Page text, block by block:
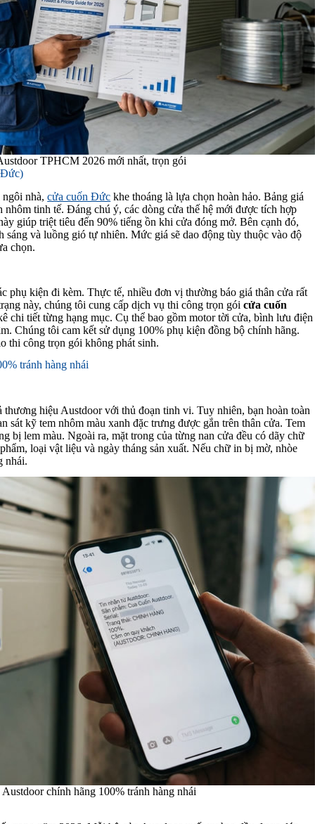
TPHCM 2026 mới nhất, trọn gói
Đức)
ngôi nhà,cửa cuốn Đức khe thoáng là lựa chọn hoàn hảo. Bảng giá
nhôm tinh tế. Đáng chú ý, các dòng cửa thế hệ mới được tích hợp
giúp triệt tiêu đến 90% tiếng ồn khi cửa đóng mở. Bên cạnh đó,
sáng và luồng gió tự nhiên. Mức giá sẽ dao động tùy thuộc vào độ
chọn.
phụ kiện đi kèm. Thực tế, nhiều đơn vị thường báo giá thân cửa rất
này, chúng tôi cung cấp dịch vụ thi công trọn góicửa cuốn
chi tiết từng hạng mục. Cụ thể bao gồm motor tời cửa, bình lưu điện
Chúng tôi cam kết sử dụng 100% phụ kiện đồng bộ chính hãng.
thi công trọn gói không phát sinh.
tránh hàng nhái
hiệu Austdoor với thủ đoạn tinh vi. Tuy nhiên, bạn hoàn toàn
sát kỹ tem nhôm màu xanh đặc trưng được gắn trên thân cửa. Tem
bị lem màu. Ngoài ra, mặt trong của từng nan cửa đều có dãy chữ
loại vật liệu và ngày tháng sản xuất. Nếu chữ in bị mờ, nhòe
nhái.
chính hãng 100% tránh hàng nhái